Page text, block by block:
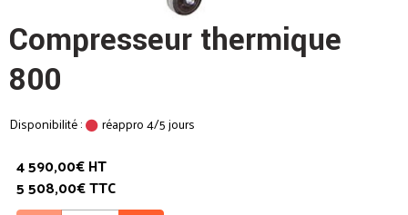
Compresseur thermique
800
Disponibilité : réappro 4/5 jours
4 590,00€ HT
5 508,00€ TTC